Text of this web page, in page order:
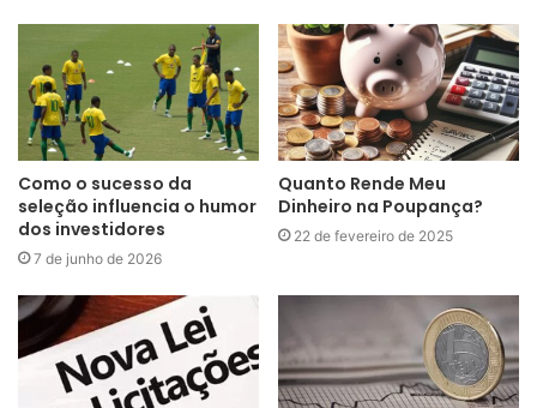
Como o sucesso da
seleção influencia o humor
dos investidores
7 de junho de 2026
Quanto Rende Meu
Dinheiro na Poupança?
22 de fevereiro de 2025